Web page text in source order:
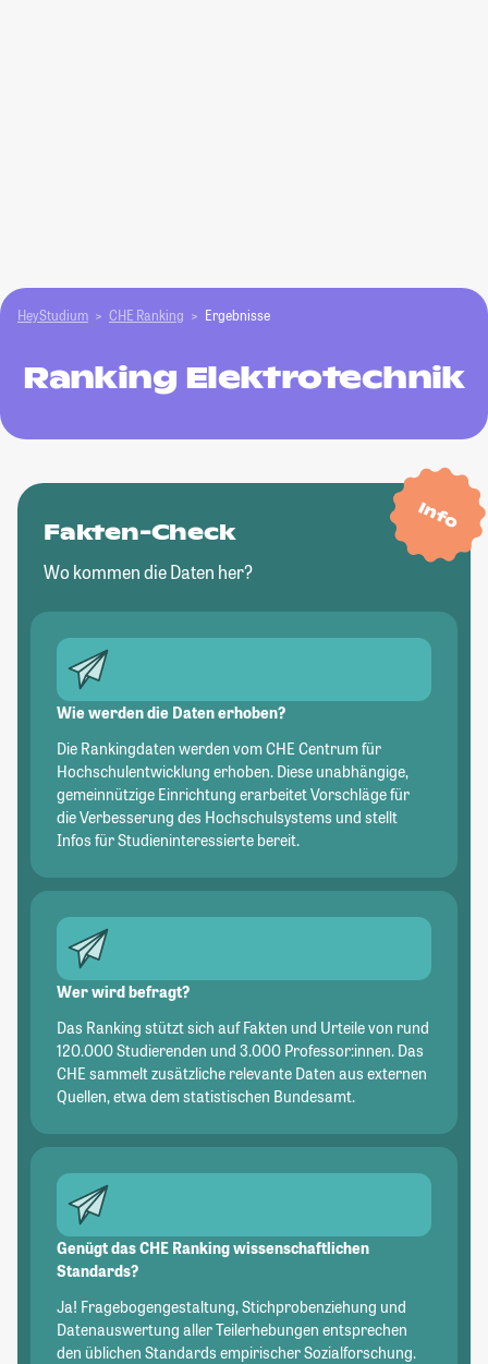
HeyStudium CHE Ranking Ergebnisse
Ranking Elektrotechnik
Info
Fakten-Check
Wo kommen die Daten her?
Wie werden die Daten erhoben?
Die Rankingdaten werden vom CHE Centrum für
Hochschulentwicklung erhoben. Diese unabhängige,
gemeinnützige Einrichtung erarbeitet Vorschläge für
die Verbesserung des Hochschulsystems und stellt
Infos für Studieninteressierte bereit.
Wer wird befragt?
Das Ranking stützt sich auf Fakten und Urteile von rund
120.000 Studierenden und 3.000 Professor:innen. Das
CHE sammelt zusätzliche relevante Daten aus externen
Quellen, etwa dem statistischen Bundesamt.
Genügt das CHE Ranking wissenschaftlichen
Standards?
Ja! Fragebogengestaltung, Stichprobenziehung und
Datenauswertung aller Teilerhebungen entsprechen
den üblichen Standards empirischer Sozialforschung.